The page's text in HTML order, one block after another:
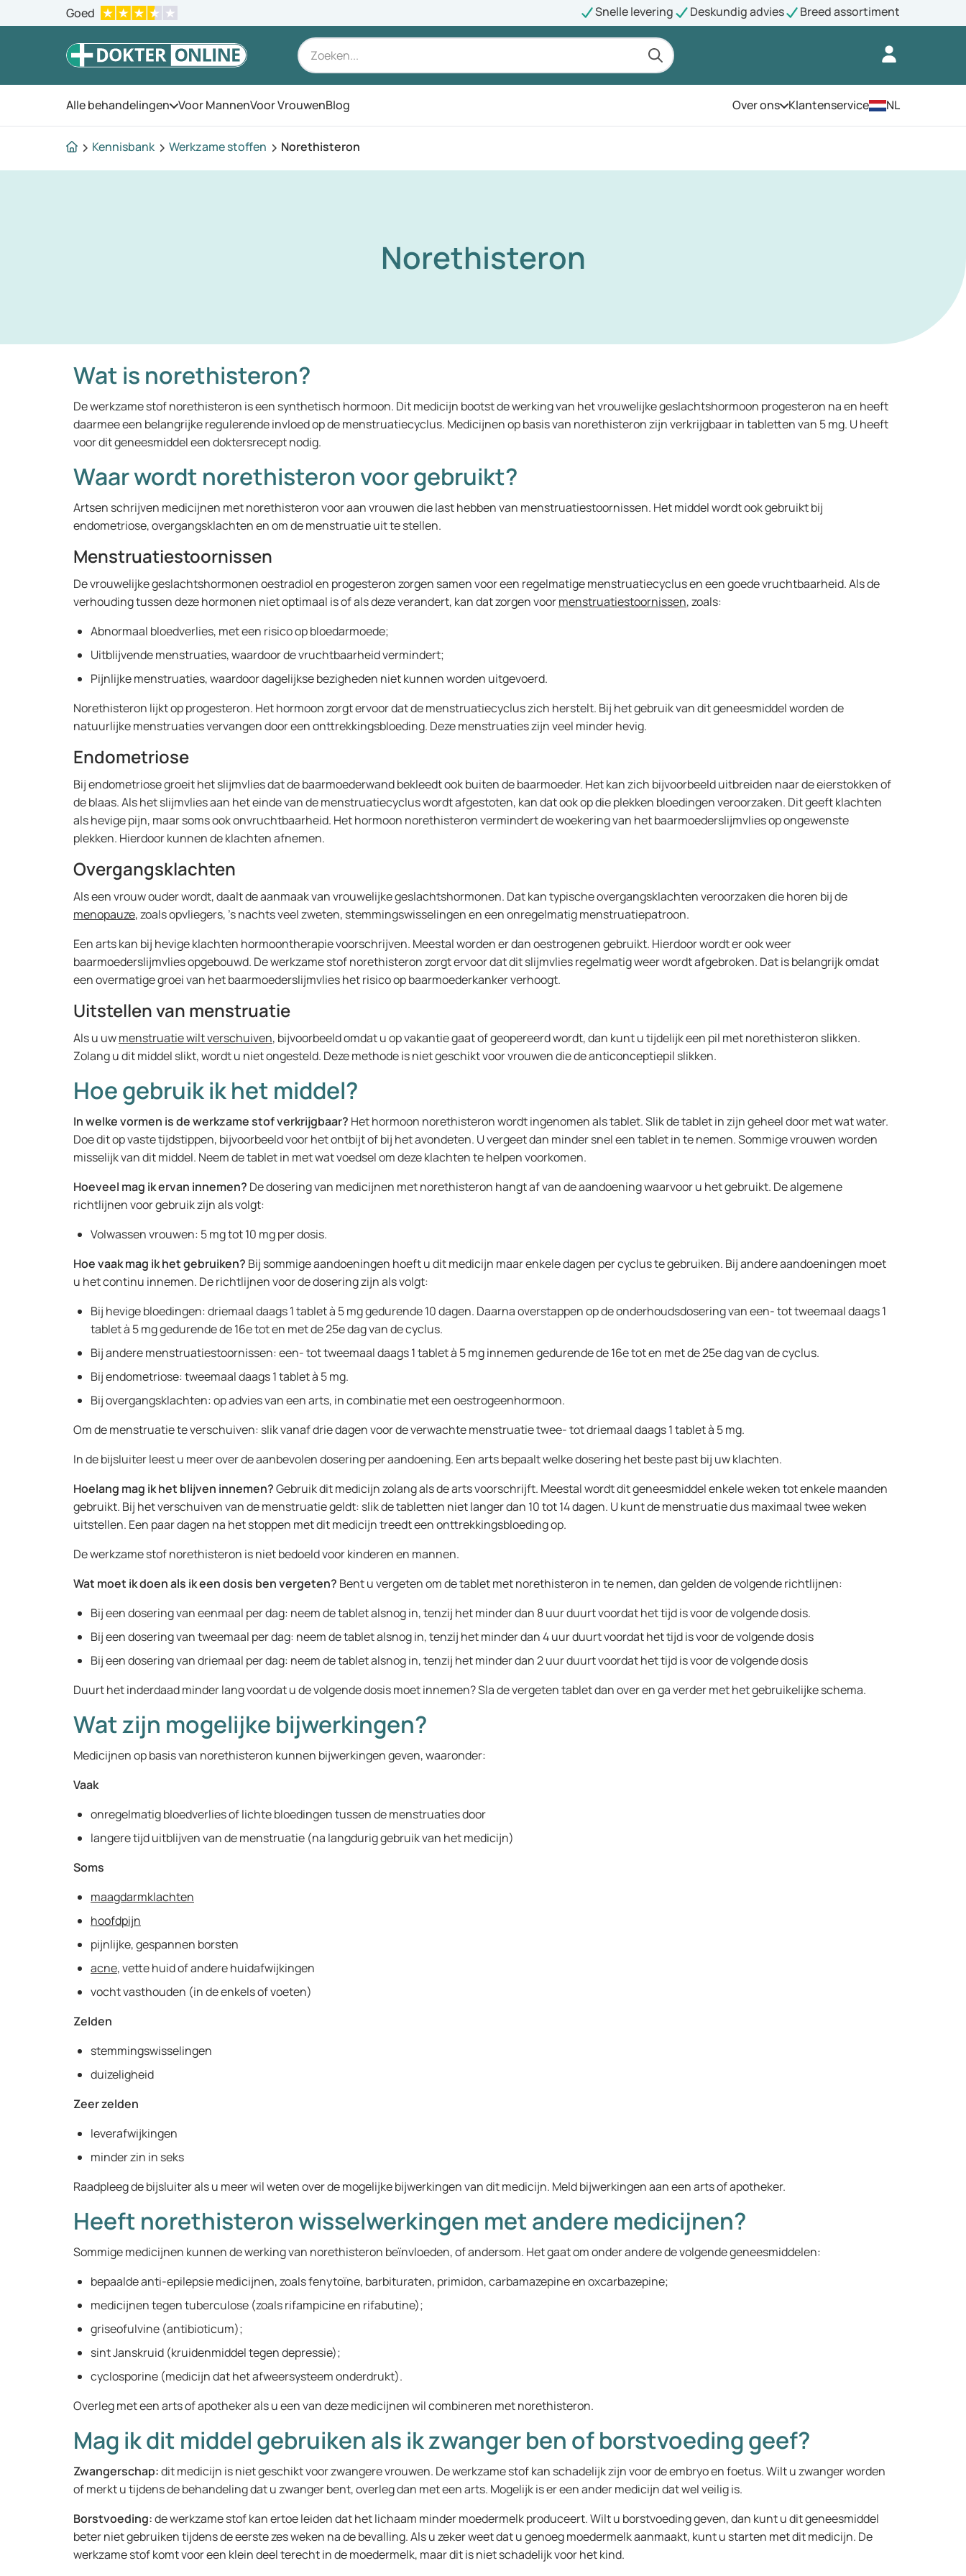
Goed Snelle levering Deskundig advies Breed assortiment
Alle behandelingen Open het menu
Voor MannenVoor VrouwenBlog Over onsOpen het menu
Klantenservice NL
Kennisbank Werkzame stoffen Norethisteron
Norethisteron
Wat is norethisteron?
De werkzame stof norethisteron is een synthetisch hormoon. Dit medicijn bootst de werking van het vrouwelijke geslachtshormoon progesteron na en heeft
daarmee een belangrijke regulerende invloed op de menstruatiecyclus. Medicijnen op basis van norethisteron zijn verkrijgbaar in tabletten van 5 mg. U heeft
voor dit geneesmiddel een doktersrecept nodig.
Waar wordt norethisteron voor gebruikt?
Artsen schrijven medicijnen met norethisteron voor aan vrouwen die last hebben van menstruatiestoornissen. Het middel wordt ook gebruikt bij
endometriose, overgangsklachten en om de menstruatie uit te stellen.
Menstruatiestoornissen
De vrouwelijke geslachtshormonen oestradiol en progesteron zorgen samen voor een regelmatige menstruatiecyclus en een goede vruchtbaarheid. Als de
verhouding tussen deze hormonen niet optimaal is of als deze verandert, kan dat zorgen voormenstruatiestoornissen, zoals:
Abnormaal bloedverlies, met een risico op bloedarmoede;
Uitblijvende menstruaties, waardoor de vruchtbaarheid vermindert;
Pijnlijke menstruaties, waardoor dagelijkse bezigheden niet kunnen worden uitgevoerd.
Norethisteron lijkt op progesteron. Het hormoon zorgt ervoor dat de menstruatiecyclus zich herstelt. Bij het gebruik van dit geneesmiddel worden de
natuurlijke menstruaties vervangen door een onttrekkingsbloeding. Deze menstruaties zijn veel minder hevig.
Endometriose
Bij endometriose groeit het slijmvlies dat de baarmoederwand bekleedt ook buiten de baarmoeder. Het kan zich bijvoorbeeld uitbreiden naar de eierstokken of
de blaas. Als het slijmvlies aan het einde van de menstruatiecyclus wordt afgestoten, kan dat ook op die plekken bloedingen veroorzaken. Dit geeft klachten
als hevige pijn, maar soms ook onvruchtbaarheid. Het hormoon norethisteron vermindert de woekering van het baarmoederslijmvlies op ongewenste
plekken. Hierdoor kunnen de klachten afnemen.
Overgangsklachten
Als een vrouw ouder wordt, daalt de aanmaak van vrouwelijke geslachtshormonen. Dat kan typische overgangsklachten veroorzaken die horen bij de
menopauze, zoals opvliegers, ’s nachts veel zweten, stemmingswisselingen en een onregelmatig menstruatiepatroon.
Een arts kan bij hevige klachten hormoontherapie voorschrijven. Meestal worden er dan oestrogenen gebruikt. Hierdoor wordt er ook weer
baarmoederslijmvlies opgebouwd. De werkzame stof norethisteron zorgt ervoor dat dit slijmvlies regelmatig weer wordt afgebroken. Dat is belangrijk omdat
een overmatige groei van het baarmoederslijmvlies het risico op baarmoederkanker verhoogt.
Uitstellen van menstruatie
Als u uwmenstruatie wilt verschuiven, bijvoorbeeld omdat u op vakantie gaat of geopereerd wordt, dan kunt u tijdelijk een pil met norethisteron slikken.
Zolang u dit middel slikt, wordt u niet ongesteld. Deze methode is niet geschikt voor vrouwen die de anticonceptiepil slikken.
Hoe gebruik ik het middel?
In welke vormen is de werkzame stof verkrijgbaar? Het hormoon norethisteron wordt ingenomen als tablet. Slik de tablet in zijn geheel door met wat water.
Doe dit op vaste tijdstippen, bijvoorbeeld voor het ontbijt of bij het avondeten. U vergeet dan minder snel een tablet in te nemen. Sommige vrouwen worden
misselijk van dit middel. Neem de tablet in met wat voedsel om deze klachten te helpen voorkomen.
Hoeveel mag ik ervan innemen? De dosering van medicijnen met norethisteron hangt af van de aandoening waarvoor u het gebruikt. De algemene
richtlijnen voor gebruik zijn als volgt:
Volwassen vrouwen: 5 mg tot 10 mg per dosis.
Hoe vaak mag ik het gebruiken? Bij sommige aandoeningen hoeft u dit medicijn maar enkele dagen per cyclus te gebruiken. Bij andere aandoeningen moet
u het continu innemen. De richtlijnen voor de dosering zijn als volgt:
Bij hevige bloedingen: driemaal daags 1 tablet à 5 mg gedurende 10 dagen. Daarna overstappen op de onderhoudsdosering van een- tot tweemaal daags 1
tablet à 5 mg gedurende de 16e tot en met de 25e dag van de cyclus.
Bij andere menstruatiestoornissen: een- tot tweemaal daags 1 tablet à 5 mg innemen gedurende de 16e tot en met de 25e dag van de cyclus.
Bij endometriose: tweemaal daags 1 tablet à 5 mg.
Bij overgangsklachten: op advies van een arts, in combinatie met een oestrogeenhormoon.
Om de menstruatie te verschuiven: slik vanaf drie dagen voor de verwachte menstruatie twee- tot driemaal daags 1 tablet à 5 mg.
In de bijsluiter leest u meer over de aanbevolen dosering per aandoening. Een arts bepaalt welke dosering het beste past bij uw klachten.
Hoelang mag ik het blijven innemen?Gebruik dit medicijn zolang als de arts voorschrijft. Meestal wordt dit geneesmiddel enkele weken tot enkele maanden
gebruikt. Bij het verschuiven van de menstruatie geldt: slik de tabletten niet langer dan 10 tot 14 dagen. U kunt de menstruatie dus maximaal twee weken
uitstellen. Een paar dagen na het stoppen met dit medicijn treedt een onttrekkingsbloeding op.
De werkzame stof norethisteron is niet bedoeld voor kinderen en mannen.
Wat moet ik doen als ik een dosis ben vergeten? Bent u vergeten om de tablet met norethisteron in te nemen, dan gelden de volgende richtlijnen:
Bij een dosering van eenmaal per dag: neem de tablet alsnog in, tenzij het minder dan 8 uur duurt voordat het tijd is voor de volgende dosis.
Bij een dosering van tweemaal per dag: neem de tablet alsnog in, tenzij het minder dan 4 uur duurt voordat het tijd is voor de volgende dosis
Bij een dosering van driemaal per dag: neem de tablet alsnog in, tenzij het minder dan 2 uur duurt voordat het tijd is voor de volgende dosis
Duurt het inderdaad minder lang voordat u de volgende dosis moet innemen? Sla de vergeten tablet dan over en ga verder met het gebruikelijke schema.
Wat zijn mogelijke bijwerkingen?
Medicijnen op basis van norethisteron kunnen bijwerkingen geven, waaronder:
Vaak
onregelmatig bloedverlies of lichte bloedingen tussen de menstruaties door
langere tijd uitblijven van de menstruatie (na langdurig gebruik van het medicijn)
Soms
maagdarmklachten
hoofdpijn
pijnlijke, gespannen borsten
acne, vette huid of andere huidafwijkingen
vocht vasthouden (in de enkels of voeten)
Zelden
stemmingswisselingen
duizeligheid
Zeer zelden
leverafwijkingen
minder zin in seks
Raadpleeg de bijsluiter als u meer wil weten over de mogelijke bijwerkingen van dit medicijn. Meld bijwerkingen aan een arts of apotheker.
Heeft norethisteron wisselwerkingen met andere medicijnen?
Sommige medicijnen kunnen de werking van norethisteron beïnvloeden, of andersom. Het gaat om onder andere de volgende geneesmiddelen:
bepaalde anti-epilepsie medicijnen, zoals fenytoïne, barbituraten, primidon, carbamazepine en oxcarbazepine;
medicijnen tegen tuberculose (zoals rifampicine en rifabutine);
griseofulvine (antibioticum);
sint Janskruid (kruidenmiddel tegen depressie);
cyclosporine (medicijn dat het afweersysteem onderdrukt).
Overleg met een arts of apotheker als u een van deze medicijnen wil combineren met norethisteron.
Mag ik dit middel gebruiken als ik zwanger ben of borstvoeding geef?
Zwangerschap:dit medicijn is niet geschikt voor zwangere vrouwen. De werkzame stof kan schadelijk zijn voor de embryo en foetus. Wilt u zwanger worden
of merkt u tijdens de behandeling dat u zwanger bent, overleg dan met een arts. Mogelijk is er een ander medicijn dat wel veilig is.
Borstvoeding:de werkzame stof kan ertoe leiden dat het lichaam minder moedermelk produceert. Wilt u borstvoeding geven, dan kunt u dit geneesmiddel
beter niet gebruiken tijdens de eerste zes weken na de bevalling. Als u zeker weet dat u genoeg moedermelk aanmaakt, kunt u starten met dit medicijn. De
werkzame stof komt voor een klein deel terecht in de moedermelk, maar dit is niet schadelijk voor het kind.